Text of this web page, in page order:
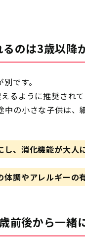
のは3歳以降
です。
るように推奨され
の小さな子供は、
、消化機能が大人
調やアレルギーの
前後から一緒